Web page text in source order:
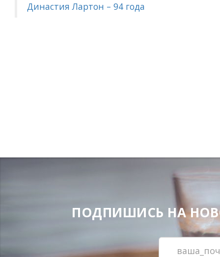
Династия Лартон – 94 года
ПОДПИШИСЬ НА